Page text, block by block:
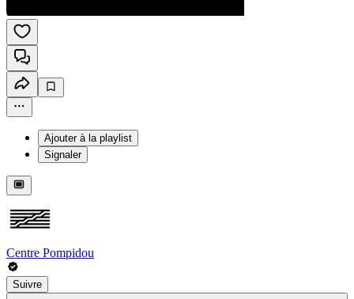
Ajouter à la playlist
Signaler
Centre Pompidou
Suivre